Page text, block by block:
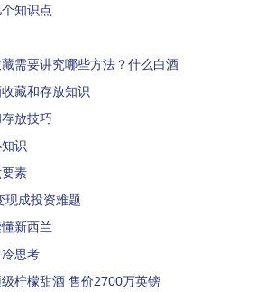
知识点
需要讲究哪些方法？什么白酒
藏和存放知识
放技巧
识
素
现成投资难题
新西兰
思考
柠檬甜酒 售价2700万英镑